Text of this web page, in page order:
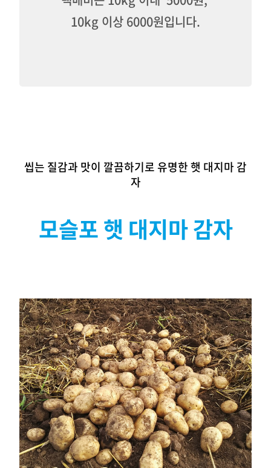
10kg 이상 6000원입니다.
씹는 질감과 맛이 깔끔하기로 유명한 햇 대지마 감
자
모슬포 햇 대지마 감자